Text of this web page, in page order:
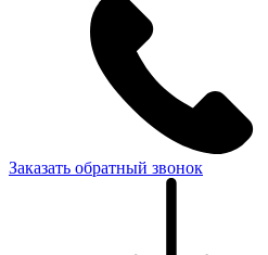
Заказать обратный звонок